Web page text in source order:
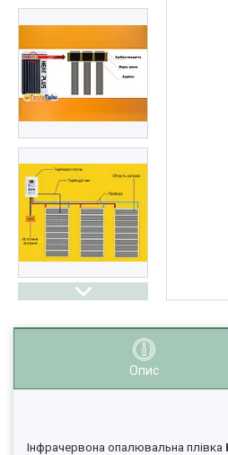
Опис
Інфрачервона опалювальна плівка